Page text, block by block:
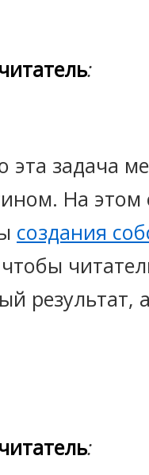
:
задача
На этом
создания
результат,
: